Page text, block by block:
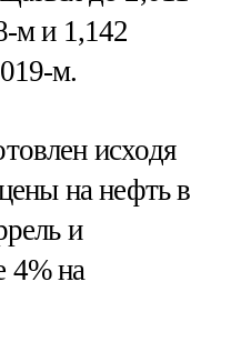
м и 1,142
м.
исходя
на нефть в
и
4% на